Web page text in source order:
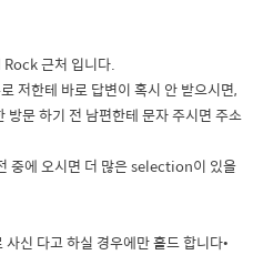
근처 입니다.
저한테 바로 답변이 혹시 안 받으시면,
문 하기 전 남편한테 문자 주시면 주소
중에 오시면 더 많은 selection이 있을
신 다고 하실 경우에만 홀드 합니다•